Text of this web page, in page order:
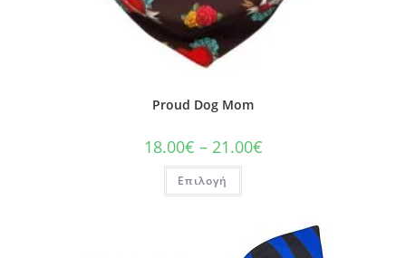
Proud Dog Mom
18.00€ – 21.00€
Επιλογή